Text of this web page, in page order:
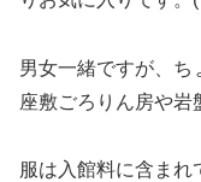
男女一緒ですが、ち
座敷ごろりん房や岩
服は入館料に含まれ